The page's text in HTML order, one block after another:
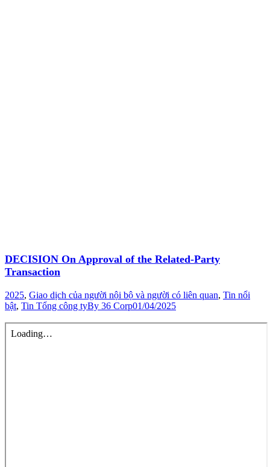
DECISION On Approval of the Related-Party
Transaction
2025, Giao dịch của người nội bộ và người có liên quan, Tin nổi
bật, Tin Tổng công tyBy 36 Corp01/04/2025